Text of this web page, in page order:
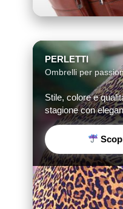
PERLETTI
Ombrelli per
Stile, colore e
stagione con